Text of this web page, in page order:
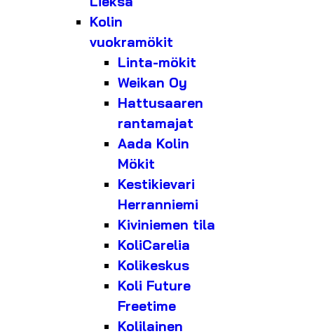
Kolin
vuokramökit
Linta-mökit
Weikan Oy
Hattusaaren
rantamajat
Aada Kolin
Mökit
Kestikievari
Herranniemi
Kiviniemen tila
KoliCarelia
Kolikeskus
Koli Future
Freetime
Kolilainen